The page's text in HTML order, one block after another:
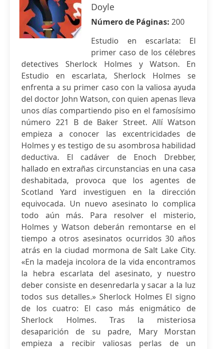
Doyle
Número de Páginas: 200
Estudio en escarlata: El
primer caso de los célebres
detectives Sherlock Holmes y Watson. En
Estudio en escarlata, Sherlock Holmes se
enfrenta a su primer caso con la valiosa ayuda
del doctor John Watson, con quien apenas lleva
unos días compartiendo piso en el famosísimo
número 221 B de Baker Street. Allí Watson
empieza a conocer las excentricidades de
Holmes y es testigo de su asombrosa habilidad
deductiva. El cadáver de Enoch Drebber,
hallado en extrañas circunstancias en una casa
deshabitada, provoca que los agentes de
Scotland Yard investiguen en la dirección
equivocada. Un nuevo asesinato lo complica
todo aún más. Para resolver el misterio,
Holmes y Watson deberán remontarse en el
tiempo a otros asesinatos ocurridos 30 años
atrás en la ciudad mormona de Salt Lake City.
«En la madeja incolora de la vida encontramos
la hebra escarlata del asesinato, y nuestro
deber consiste en desenredarla y sacar a la luz
todos sus detalles.» Sherlock Holmes El signo
de los cuatro: El caso más enigmático de
Sherlock Holmes. Tras la misteriosa
desaparición de su padre, Mary Morstan
empieza a recibir valiosas perlas de un